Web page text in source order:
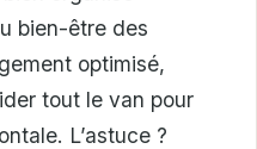
bien-être des
optimisé,
tout le van pour
L’astuce ?